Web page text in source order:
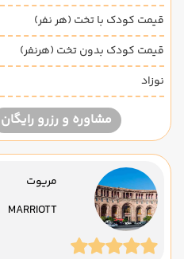
قیمت کودک با تخت (هر نفر)
قیمت کودک بدون تخت (هرنفر)
نوزاد
مشاوره و رزرو رایگان
مریوت
MARRIOTT